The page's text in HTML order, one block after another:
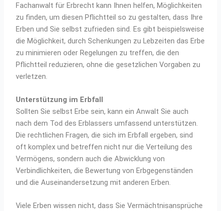
Fachanwalt für Erbrecht kann Ihnen helfen, Möglichkeiten
zu finden, um diesen Pflichtteil so zu gestalten, dass Ihre
Erben und Sie selbst zufrieden sind. Es gibt beispielsweise
die Möglichkeit, durch Schenkungen zu Lebzeiten das Erbe
zu minimieren oder Regelungen zu treffen, die den
Pflichtteil reduzieren, ohne die gesetzlichen Vorgaben zu
verletzen.
Unterstützung im Erbfall
Sollten Sie selbst Erbe sein, kann ein Anwalt Sie auch
nach dem Tod des Erblassers umfassend unterstützen.
Die rechtlichen Fragen, die sich im Erbfall ergeben, sind
oft komplex und betreffen nicht nur die Verteilung des
Vermögens, sondern auch die Abwicklung von
Verbindlichkeiten, die Bewertung von Erbgegenständen
und die Auseinandersetzung mit anderen Erben.
Viele Erben wissen nicht, dass Sie Vermächtnisansprüche